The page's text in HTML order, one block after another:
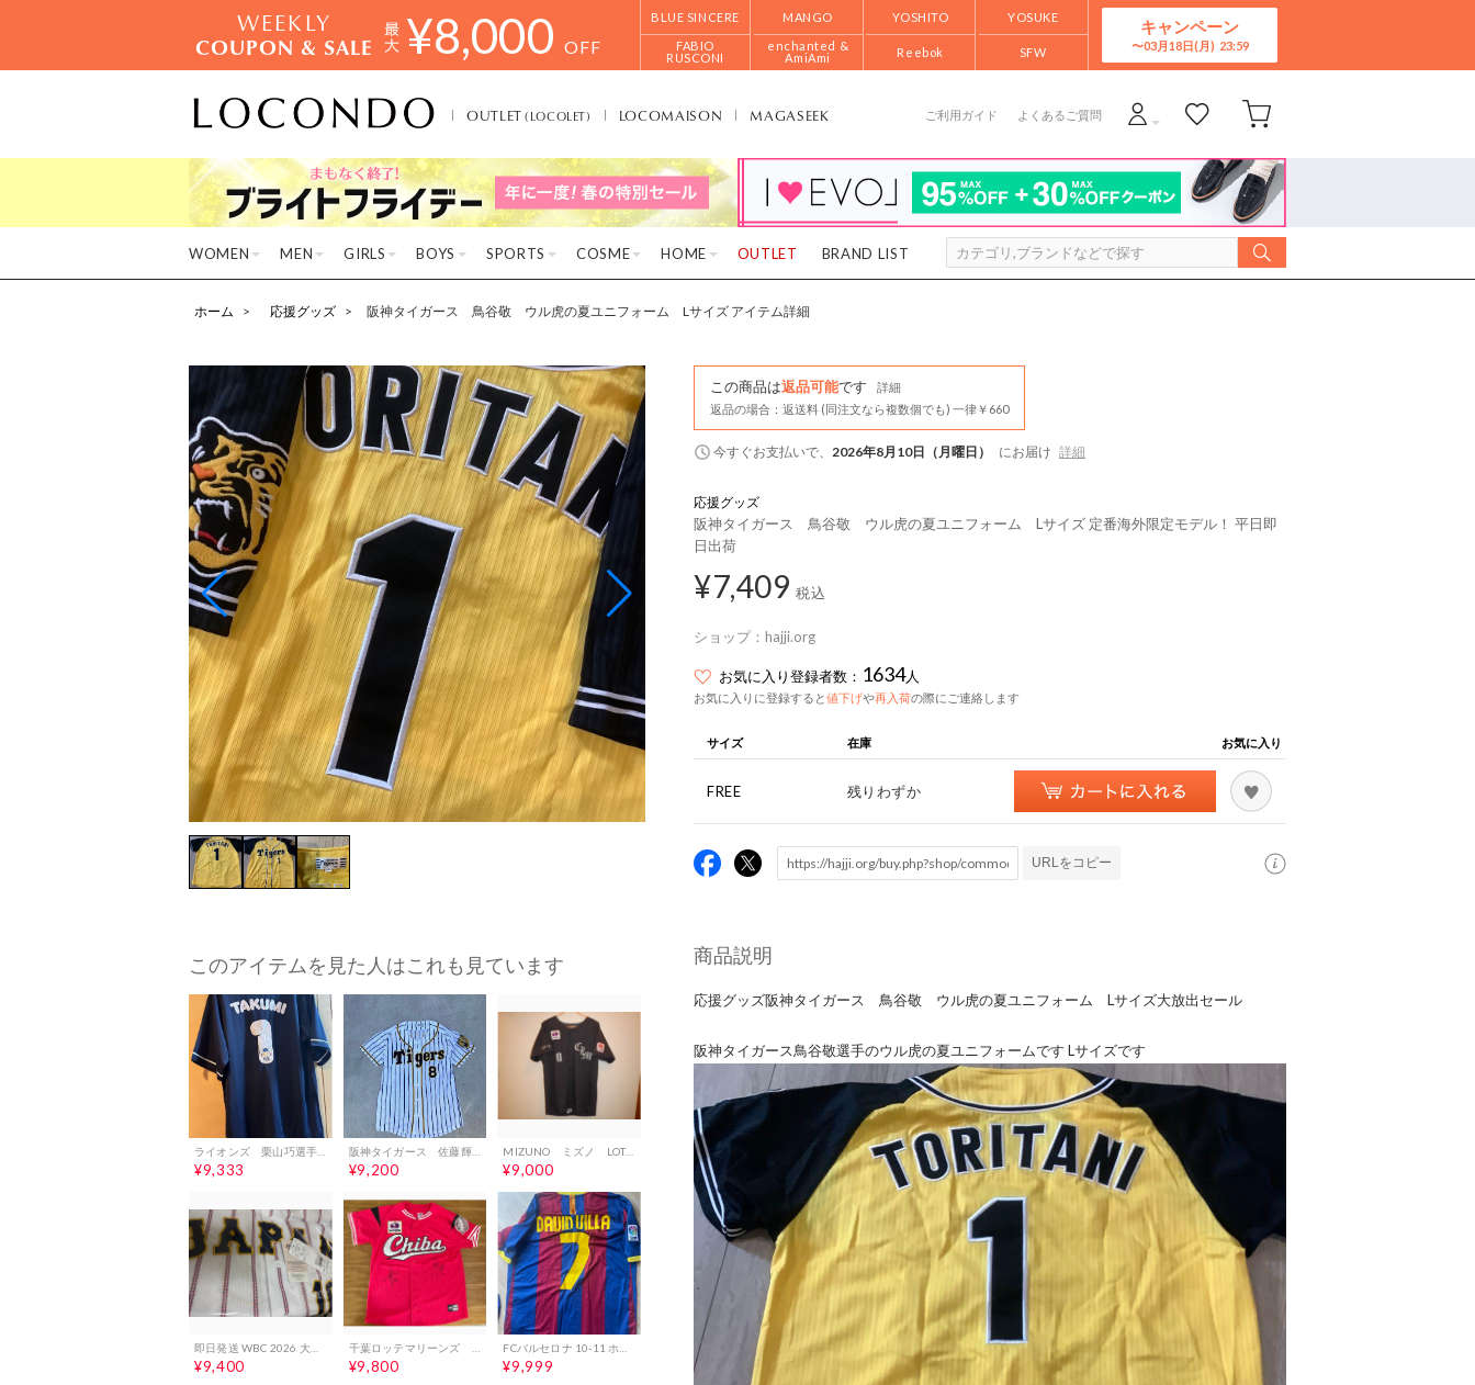
WEEKLY
COUPON & SALE ¥8,000 OFF
BLUE SINCERE MANGO YOSHITO YOSUKE
FABIO
RUSCONI
enchanted &
AmiAmi
Reebok SFW
キャンペーン
03月18日(月)
OUTLET(LOCOLET) LOCOMAISON MAGASEEK ご利用ガイド よくあるご質問
WOMEN MEN GIRLS BOYS SPORTS COSME HOME OUTLET BRAND LIST
ホーム 応援グッズ 阪神タイガース 鳥谷敬 ウル虎の夏ユニフォーム Lサイズ アイテム詳細
このアイテムを見た人はこれも見ています
¥9,333
阪神タイガース 佐藤輝明 ユニフォーム Oサイズ
¥9,200
MIZUNO ミズノ LOTTE CLM ユニフォーム ダークグレー 番号0
¥9,000
¥9,400 ¥9,800 ¥9,999
この商品は返品可能です
詳細
返品の場合：返送料 (同注文なら複数個でも) 一律￥660
今すぐお支払いで、 2026年8月10日（月曜日） にお届け 詳細
応援グッズ
阪神タイガース 鳥谷敬 ウル虎の夏ユニフォーム Lサイズ 定番海外限定モデル！ 平日即
日出荷
¥7,409 税込
ショップ： hajji.org
お気に入り登録者数： 1634人
お気に入りに登録すると値下げや再入荷の際にご連絡します
サイズ 在庫 お気に入り
FREE 残りわずか
URLをコピー
商品説明
応援グッズ阪神タイガース 鳥谷敬 ウル虎の夏ユニフォーム Lサイズ大放出セール
阪神タイガース鳥谷敬選手のウル虎の夏ユニフォームです Lサイズです